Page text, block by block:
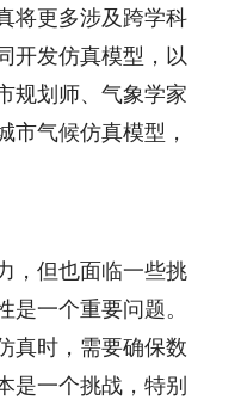
将更多涉及跨学科
开发仿真模型，以
规划师、气象学家
市气候仿真模型，
，但也面临一些挑
是一个重要问题。
真时，需要确保数
是一个挑战，特别